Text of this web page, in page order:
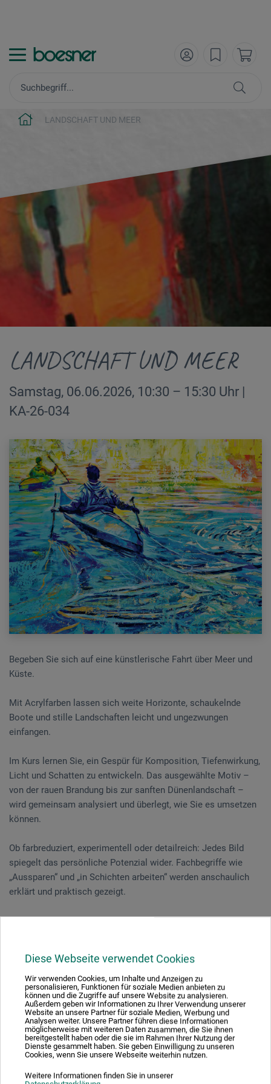
Diese Webseite verwendet Cookies
Wir verwenden Cookies, um Inhalte und Anzeigen zu
personalisieren, Funktionen für soziale Medien anbieten zu
können und die Zugriffe auf unsere Website zu analysieren.
Außerdem geben wir Informationen zu Ihrer Verwendung unserer
Website an unsere Partner für soziale Medien, Werbung und
Analysen weiter. Unsere Partner führen diese Informationen
möglicherweise mit weiteren Daten zusammen, die Sie ihnen
bereitgestellt haben oder die sie im Rahmen Ihrer Nutzung der
Dienste gesammelt haben. Sie geben Einwilligung zu unseren
Cookies, wenn Sie unsere Webseite weiterhin nutzen.
Weitere Informationen finden Sie in unserer
LANDSCHAFT UND MEER
LANDSCHAFT UND MEER
Samstag, 06.06.2026, 10:30 – 15:30 Uhr |
KA-26-034
Begeben Sie sich auf eine künstlerische Fahrt über Meer und
Küste.
Mit Acrylfarben lassen sich weite Horizonte, schaukelnde
Boote und stille Landschaften leicht und ungezwungen
einfangen.
Im Kurs lernen Sie, ein Gespür für Komposition, Tiefenwirkung,
Licht und Schatten zu entwickeln. Das ausgewählte Motiv –
von der rauen Brandung bis zur sanften Dünenlandschaft –
wird gemeinsam analysiert und überlegt, wie Sie es umsetzen
können.
Ob farbreduziert, experimentell oder detailreich: Jedes Bild
spiegelt das persönliche Potenzial wider. Fachbegriffe wie
„Aussparen“ und „in Schichten arbeiten“ werden anschaulich
erklärt und praktisch gezeigt.
Auch Einsteiger finden hier einen gelungenen Zugang zur
Veranstaltungsdatum
06. Jun. 2026
10:30 - 15:30 Uhr
Sie schauen derzeitig auf eine vergangene